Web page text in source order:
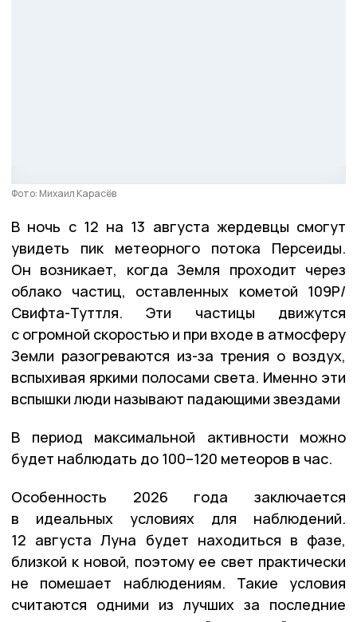
Фото: Михаил Карасёв
В ночь с 12 на 13 августа жердевцы смогут
увидеть пик метеорного потока Персеиды.
Он возникает, когда Земля проходит через
облако частиц, оставленных кометой 109P/
Свифта-Туттля. Эти частицы движутся
с огромной скоростью и при входе в атмосферу
Земли разогреваются из-за трения о воздух,
вспыхивая яркими полосами света. Именно эти
вспышки люди называют падающими звездами
В период максимальной активности можно
будет наблюдать до 100–120 метеоров в час.
Особенность 2026 года заключается
в идеальных условиях для наблюдений.
12 августа Луна будет находиться в фазе,
близкой к новой, поэтому ее свет практически
не помешает наблюдениям. Такие условия
считаются одними из лучших за последние